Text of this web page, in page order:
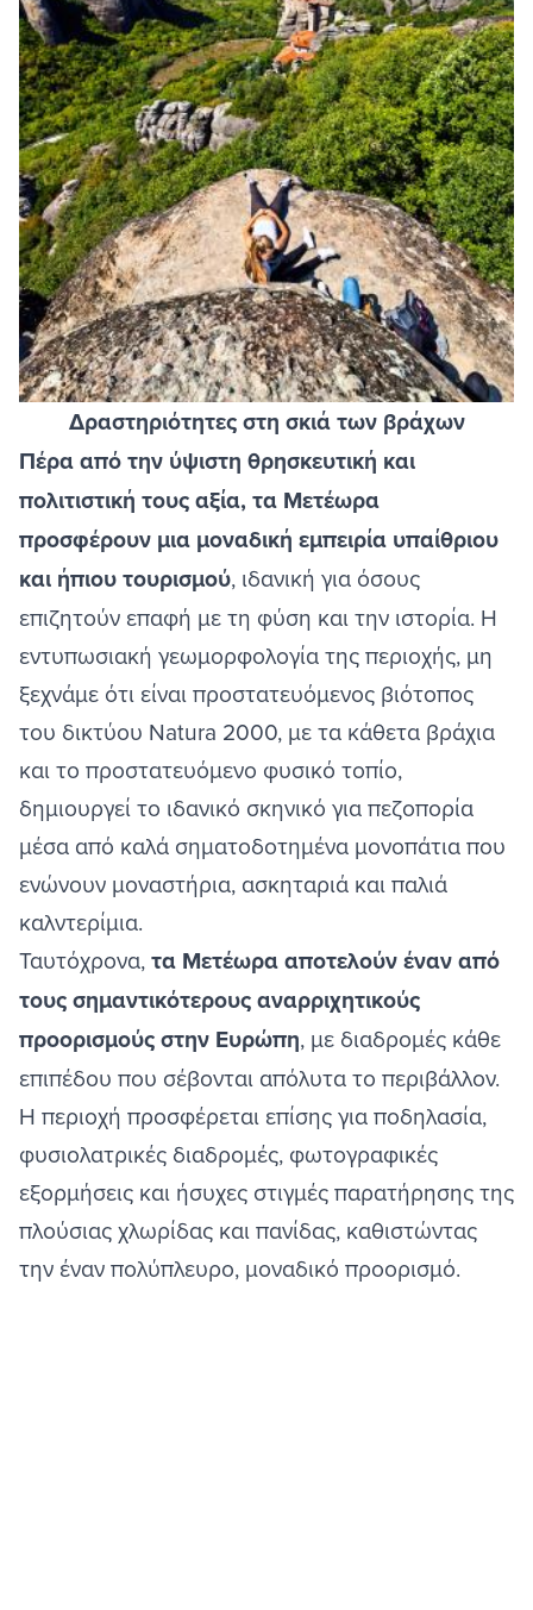
Δραστηριότητες στη σκιά των βράχων
Πέρα από την ύψιστη θρησκευτική και
πολιτιστική τους αξία, τα Μετέωρα
προσφέρουν μια μοναδική εμπειρία υπαίθριου
και ήπιου τουρισμού, ιδανική για όσους
επιζητούν επαφή με τη φύση και την ιστορία. Η
εντυπωσιακή γεωμορφολογία της περιοχής, μη
ξεχνάμε ότι είναι προστατευόμενος βιότοπος
του δικτύου Natura 2000, με τα κάθετα βράχια
και το προστατευόμενο φυσικό τοπίο,
δημιουργεί το ιδανικό σκηνικό για πεζοπορία
μέσα από καλά σηματοδοτημένα μονοπάτια που
ενώνουν μοναστήρια, ασκηταριά και παλιά
καλντερίμια.
Ταυτόχρονα,τα Μετέωρα αποτελούν έναν από
τους σημαντικότερουςαναρριχητικούς
προορισμούςστην Ευρώπη, με διαδρομές κάθε
επιπέδου που σέβονται απόλυτα το περιβάλλον.
Η περιοχή προσφέρεται επίσης για ποδηλασία,
φυσιολατρικές διαδρομές, φωτογραφικές
εξορμήσεις και ήσυχες στιγμές παρατήρησης της
πλούσιας χλωρίδας και πανίδας, καθιστώντας
την έναν πολύπλευρο, μοναδικό προορισμό.